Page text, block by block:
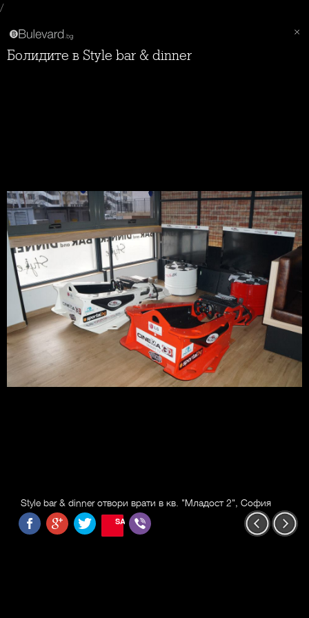
/
Болидите в Style bar & dinner
Style bar & dinner отвори врати в кв. "Младост 2", София
SAVE